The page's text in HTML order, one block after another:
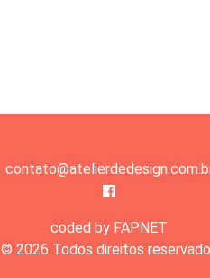
coded by FAPNET
© 2026 Todos direitos